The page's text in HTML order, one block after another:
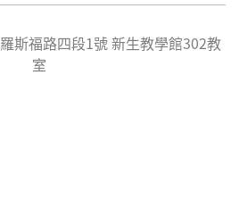
羅斯福路四段1號 新生教學館302教
室